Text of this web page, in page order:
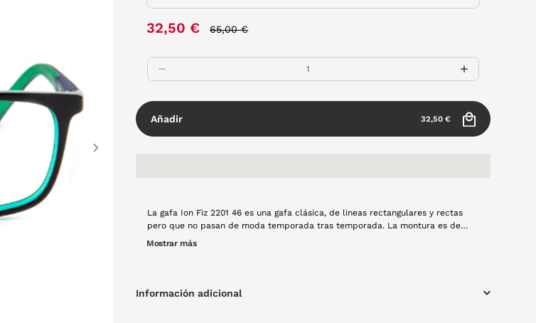
32,50 € 65,00 €
Añadir 32,50 €
La gafa Ion Fiz 2201 46 es una gafa clásica, de lineas rectangulares y rectas
pero que no pasan de moda temporada tras temporada. La montura es de
pasta en color negro con detalles en verde por el interior.
Mostrar más
Información adicional